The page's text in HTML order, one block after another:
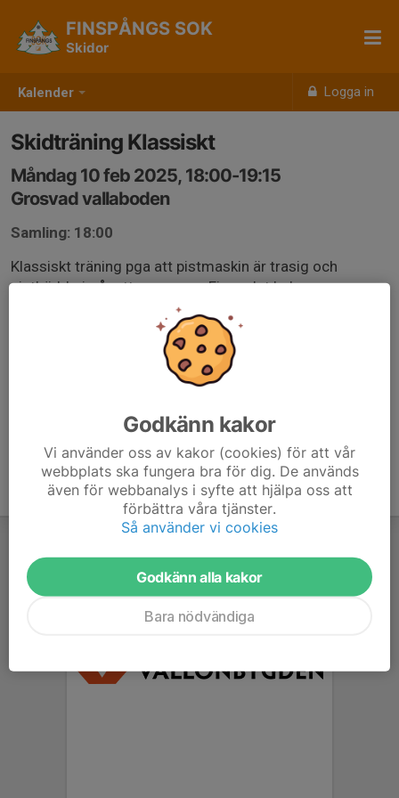
Kalender Logga in
FINSPÅNGS SOK
Skidor
Skidträning Klassiskt
Måndag 10 feb 2025, 18:00-19:15
Grosvad vallaboden
Samling: 18:00
Klassiskt träning pga att pistmaskin är trasig och
pistbädd ej går att preparera. Finns det behov av
vallningshjälp så kontakta oss ledare.
Godkänn kakor
Vi använder oss av kakor (cookies) för att vår
webbplats ska fungera bra för dig. De används
även för webbanalys i syfte att hjälpa oss att
förbättra våra tjänster.
Så använder vi cookies
Godkänn alla kakor
Bara nödvändiga